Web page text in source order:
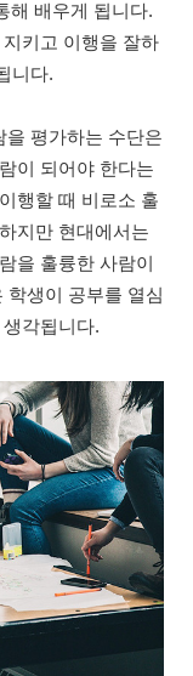
해 배우게 됩니다.
키고 이행을 잘하
니다.
을 평가하는 수단은
이 되어야 한다는
행할 때 비로소 훌
지만 현대에서는
을 훌륭한 사람이
학생이 공부를 열심
각됩니다.